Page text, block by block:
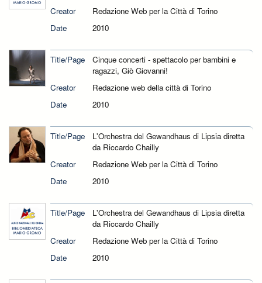
Creator
Redazione Web per la Città di Torino
Date
2010
Title/Page
Cinque concerti - spettacolo per bambini e
ragazzi, Giò Giovanni!
Creator
Redazione web della città di Torino
Date
2010
Title/Page
L'Orchestra del Gewandhaus di Lipsia diretta
da Riccardo Chailly
Creator
Redazione Web per la Città di Torino
Date
2010
Title/Page
L'Orchestra del Gewandhaus di Lipsia diretta
da Riccardo Chailly
Creator
Redazione Web per la Città di Torino
Date
2010